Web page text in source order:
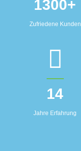
1300+
Zufriedene Kunden
14
Jahre Erfahrung